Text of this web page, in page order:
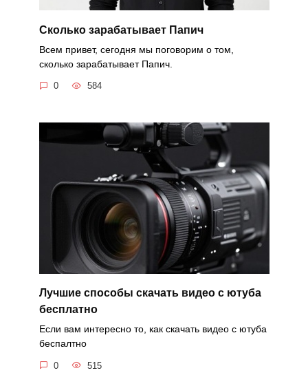
Сколько зарабатывает Папич
Всем привет, сегодня мы поговорим о том,
сколько зарабатывает Папич.
0 584
Лучшие способы скачать видео с ютуба
бесплатно
Если вам интересно то, как скачать видео с ютуба
беспалтно
0 515